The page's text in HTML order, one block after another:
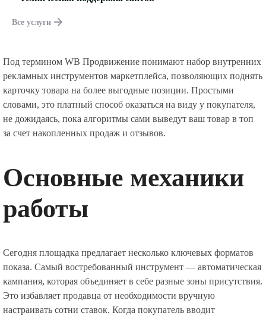
Все услуги
Под термином WB Продвижение понимают набор внутренних
рекламных инструментов маркетплейса, позволяющих поднять
карточку товара на более выгодные позиции. Простыми
словами, это платный способ оказаться на виду у покупателя,
не дожидаясь, пока алгоритмы сами выведут ваш товар в топ
за счет накопленных продаж и отзывов.
Основные механики
работы
Сегодня площадка предлагает несколько ключевых форматов
показа. Самый востребованный инструмент — автоматическая
кампания, которая объединяет в себе разные зоны присутствия.
Это избавляет продавца от необходимости вручную
настраивать сотни ставок. Когда покупатель вводит